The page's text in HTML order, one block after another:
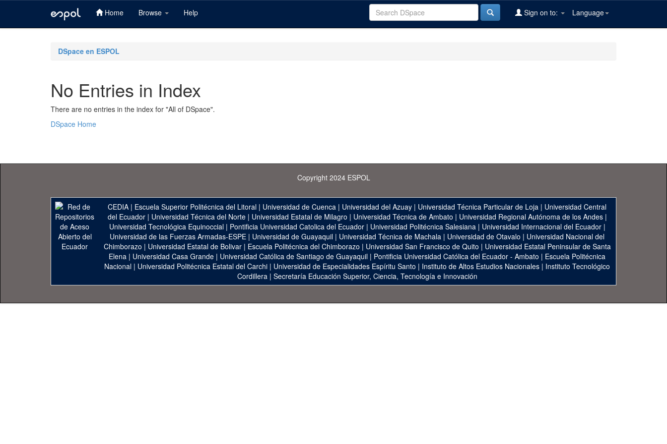
Home Browse Help Language
Sign on to:
DSpace en ESPOL
No Entries in Index
There are no entries in the index for "All of DSpace".
DSpace Home
Copyright 2024 ESPOL
CEDIA | Escuela Superior Politécnica del Litoral | Universidad de Cuenca | Universidad del Azuay | Universidad Técnica Particular de Loja | Universidad Central
del Ecuador| Universidad Técnica del Norte| Universidad Estatal de Milagro | Universidad Técnica de Ambato | Universidad Regional Autónoma de los Andes|
Universidad Tecnológica Equinoccial| Pontificia Universidad Catolica del Ecuador| Universidad Politécnica Salesiana| Universidad Internacional del Ecuador|
Universidad de las Fuerzas Armadas-ESPE | Universidad de Guayaquil | Universidad Técnica de Machala | Universidad de Otavalo | Universidad Nacional del
Chimborazo | Universidad Estatal de Bolivar| Escuela Politécnica del Chimborazo | Universidad San Francisco de Quito | Universidad Estatal Peninsular de Santa
Elena | Universidad Casa Grande | Universidad Católica de Santiago de Guayaquil | Pontificia Universidad Católica del Ecuador - Ambato | Escuela Politécnica
Nacional | Universidad Politécnica Estatal del Carchi | Universidad de Especialidades Espíritu Santo | Instituto de Altos Estudios Nacionales | Instituto Tecnológico
Cordillera| Secretaría Educación Superior, Ciencia, Tecnología e Innovación